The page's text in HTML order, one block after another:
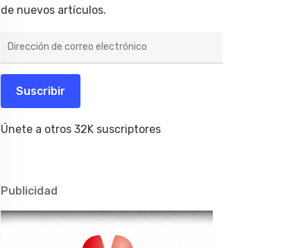
de nuevos artículos.
de
electrónico
Suscribir
Únete a otros 32K suscriptores
Publicidad